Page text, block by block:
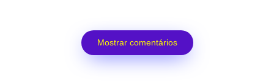
Mostrar comentários